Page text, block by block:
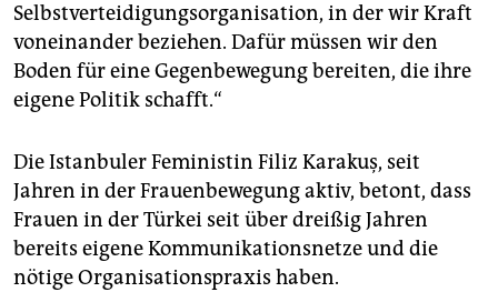
Selbstverteidigungsorganisation, in der wir Kraft
voneinander beziehen. Dafür müssen wir den
Boden für eine Gegenbewegung bereiten, die ihre
eigene Politik schafft.“
Die Istanbuler Feministin Filiz Karakuş, seit
Jahren in der Frauenbewegung aktiv, betont, dass
Frauen in der Türkei seit über dreißig Jahren
bereits eigene Kommunikationsnetze und die
nötige Organisationspraxis haben.